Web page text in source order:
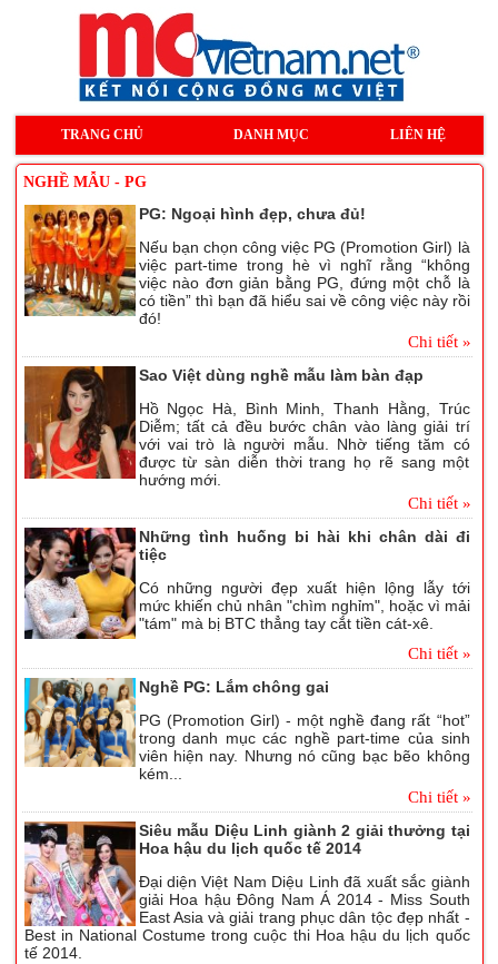
TRANG CHỦ DANH MỤC LIÊN HỆ
NGHỀ MẪU - PG
PG: Ngoại hình đẹp, chưa đủ!
Nếu bạn chọn công việc PG (Promotion Girl) là
việc part-time trong hè vì nghĩ rằng “không
việc nào đơn giản bằng PG, đứng một chỗ là
có tiền” thì bạn đã hiểu sai về công việc này rồi
đó!
Chi tiết »
Sao Việt dùng nghề mẫu làm bàn đạp
Hồ Ngọc Hà, Bình Minh, Thanh Hằng, Trúc
Diễm; tất cả đều bước chân vào làng giải trí
với vai trò là người mẫu. Nhờ tiếng tăm có
được từ sàn diễn thời trang họ rẽ sang một
hướng mới.
Chi tiết »
Những tình huống bi hài khi chân dài đi
tiệc
Có những người đẹp xuất hiện lộng lẫy tới
mức khiến chủ nhân "chìm nghỉm", hoặc vì mải
"tám" mà bị BTC thẳng tay cắt tiền cát-xê.
Chi tiết »
Nghề PG: Lắm chông gai
PG (Promotion Girl) - một nghề đang rất “hot”
trong danh mục các nghề part-time của sinh
viên hiện nay. Nhưng nó cũng bạc bẽo không
kém...
Chi tiết »
Siêu mẫu Diệu Linh giành 2 giải thưởng tại
Hoa hậu du lịch quốc tế 2014
Đại diện Việt Nam Diệu Linh đã xuất sắc giành
giải Hoa hậu Đông Nam Á 2014 - Miss South
East Asia và giải trang phục dân tộc đẹp nhất -
Best in National Costume trong cuộc thi Hoa hậu du lịch quốc
tế 2014.